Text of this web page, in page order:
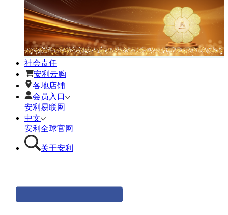
社会责任
安利云购
各地店铺
会员入口
安利易联网
中文
安利全球官网
关于安利